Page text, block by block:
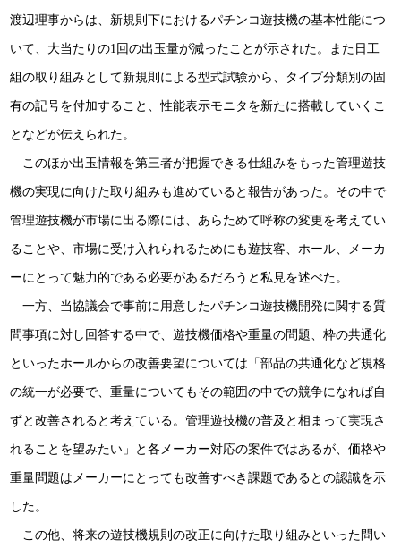
渡辺理事からは、新規則下におけるパチンコ遊技機の基本性能につ
いて、大当たりの1回の出玉量が減ったことが示された。また日工
組の取り組みとして新規則による型式試験から、タイプ分類別の固
有の記号を付加すること、性能表示モニタを新たに搭載していくこ
となどが伝えられた。
このほか出玉情報を第三者が把握できる仕組みをもった管理遊技
機の実現に向けた取り組みも進めていると報告があった。その中で
管理遊技機が市場に出る際には、あらためて呼称の変更を考えてい
ることや、市場に受け入れられるためにも遊技客、ホール、メーカ
ーにとって魅力的である必要があるだろうと私見を述べた。
一方、当協議会で事前に用意したパチンコ遊技機開発に関する質
問事項に対し回答する中で、遊技機価格や重量の問題、枠の共通化
といったホールからの改善要望については「部品の共通化など規格
の統一が必要で、重量についてもその範囲の中での競争になれば自
ずと改善されると考えている。管理遊技機の普及と相まって実現さ
れることを望みたい」と各メーカー対応の案件ではあるが、価格や
重量問題はメーカーにとっても改善すべき課題であるとの認識を示
した。
この他、将来の遊技機規則の改正に向けた取り組みといった問い